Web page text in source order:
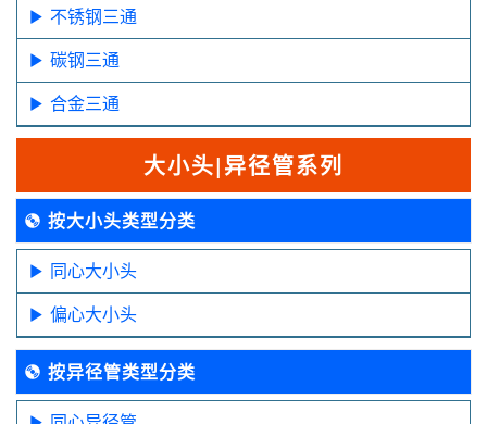
不锈钢三通
碳钢三通
合金三通
大小头|异径管系列
按大小头类型分类
同心大小头
偏心大小头
按异径管类型分类